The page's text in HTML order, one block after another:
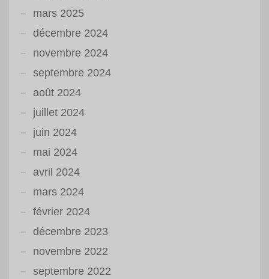
mars 2025
décembre 2024
novembre 2024
septembre 2024
août 2024
juillet 2024
juin 2024
mai 2024
avril 2024
mars 2024
février 2024
décembre 2023
novembre 2022
septembre 2022